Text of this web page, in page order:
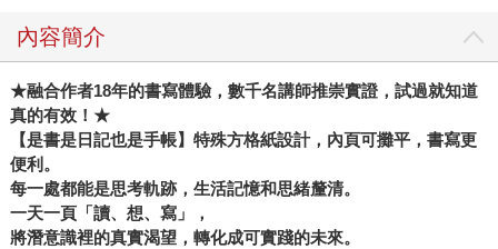
內容簡介
★融合作者18年的書寫體驗，數千名講師推崇實證，試過就知道
真的有效！★
【是書是日記也是手帳】特殊方格紙設計，內頁可攤平，書寫更
便利。
每一處都能是思考軌跡，生活記憶和思緒釐清。
一天一頁「讀、想、寫」，
將潛意識裡的真實渴望，轉化成可實踐的未來。